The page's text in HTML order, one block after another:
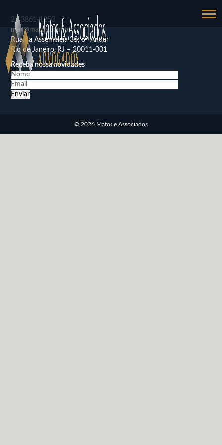
21 3861-1250
mail@matos.com.br
Rua da Assembléia 35, 6º Andar
Rio de Janeiro, RJ – 20011-001
Receba nossa novidades
© 2026 Matos e Associados